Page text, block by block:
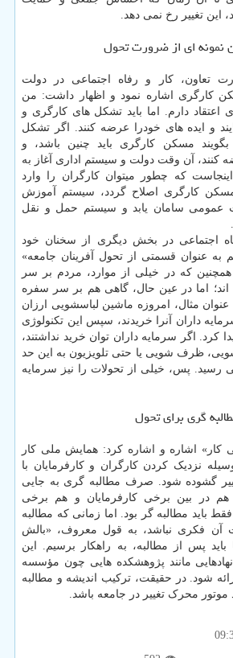
این تغییر رخ نمی دهد.
نمونه ای از ضرورت تحول
تعاون، کار و رفاه اجتماعی در دولت
کارگری اشاره نمود و اظهار داشت: من
اعتقاد دارم. اما باید تشکل های کارگری و
و ایده های خودرا عرضه کنند. اگر تشکل
بگویند مسکن کارگری باید چنین باشد، و
کنند، آن وقت دولت و سیستم اداری آغاز به
که چطور میتوان کارگران را وارد
مسکن کارگری اصلاح گردد، سیستم آموزش
عمومی سامان یابد و سیستم حمل و نقل
اجتماعی در بخش دیگری از سخنان خود
به عنوان قسمتی از تحول آفرینان جامعه»
که در خیلی از موارد، مردم بر سر
اما در عین حال، گاهی هم بر سر سفره
عنوان مثال، امروزه ماشین لباسشویی ارزان
داران آنرا خریدند، سپس این تکنولوژی
کرد. اگر سرمایه داران توان خرید نداشتند،
ظرف شویی یا حتی تلویزیون به این حد
پس، خیلی از تحولات را نیز سرمایه
گری برای تحول
کار» اشاره و اشاره کرد: همایش ملی کار
نزدیک کردن کارگران و کارفرمایان با
گشوده شود. صرف مطالبه گری به جایی
در بین برخی کارفرمایان و هم برخی
باید مطالبه گر بود. اما زمانی که مطالبه
آن فکری نباشد، به قول معروف، «بالش
پس از مطالبه، به راهکار برسیم. این
نهادهایی مانند پژوهشکده هایی چون مؤسسه
شود. در حقیقت، ترکیب اندیشه و مطالبه
محرک تغییر در جامعه باشد.